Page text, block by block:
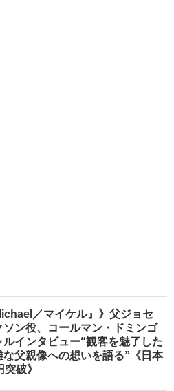
／マイケル』》父ジョセ
ソン役、コールマン・ドミンゴ
ルインタビュー“観客を魅了した
な父親像への想いを語る”《日本
破》